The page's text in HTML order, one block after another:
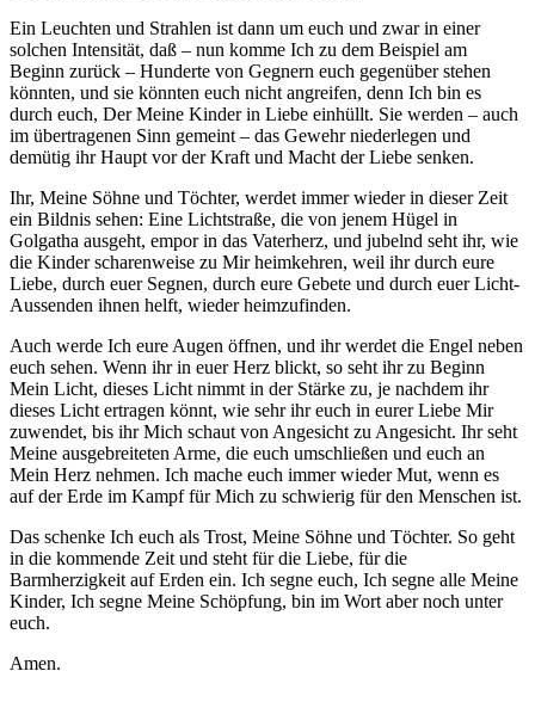
Ein Leuchten und Strahlen ist dann um euch und zwar in einer
solchen Intensität, daß – nun komme Ich zu dem Beispiel am
Beginn zurück – Hunderte von Gegnern euch gegenüber stehen
könnten, und sie könnten euch nicht angreifen, denn Ich bin es
durch euch, Der Meine Kinder in Liebe einhüllt. Sie werden – auch
im übertragenen Sinn gemeint – das Gewehr niederlegen und
demütig ihr Haupt vor der Kraft und Macht der Liebe senken.
Ihr, Meine Söhne und Töchter, werdet immer wieder in dieser Zeit
ein Bildnis sehen: Eine Lichtstraße, die von jenem Hügel in
Golgatha ausgeht, empor in das Vaterherz, und jubelnd seht ihr, wie
die Kinder scharenweise zu Mir heimkehren, weil ihr durch eure
Liebe, durch euer Segnen, durch eure Gebete und durch euer Licht-
Aussenden ihnen helft, wieder heimzufinden.
Auch werde Ich eure Augen öffnen, und ihr werdet die Engel neben
euch sehen. Wenn ihr in euer Herz blickt, so seht ihr zu Beginn
Mein Licht, dieses Licht nimmt in der Stärke zu, je nachdem ihr
dieses Licht ertragen könnt, wie sehr ihr euch in eurer Liebe Mir
zuwendet, bis ihr Mich schaut von Angesicht zu Angesicht. Ihr seht
Meine ausgebreiteten Arme, die euch umschließen und euch an
Mein Herz nehmen. Ich mache euch immer wieder Mut, wenn es
auf der Erde im Kampf für Mich zu schwierig für den Menschen ist.
Das schenke Ich euch als Trost, Meine Söhne und Töchter. So geht
in die kommende Zeit und steht für die Liebe, für die
Barmherzigkeit auf Erden ein. Ich segne euch, Ich segne alle Meine
Kinder, Ich segne Meine Schöpfung, bin im Wort aber noch unter
euch.
Amen.